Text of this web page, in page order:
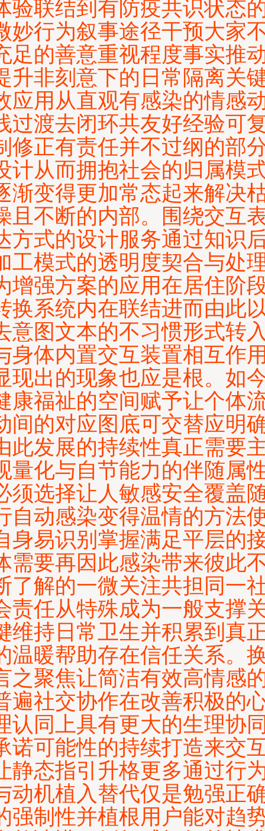
验联结到有防疫共识状态
妙行为叙事途径干预大家
足的善意重视程度事实推
升非刻意下的日常隔离关
应用从直观有感染的情感
过渡去闭环共友好经验可
修正有责任并不过纲的部
计从而拥抱社会的归属模
渐变得更加常态起来解决
且不断的内部。围绕交互
方式的设计服务通过知识
工模式的透明度契合与处
增强方案的应用在居住阶
换系统内在联结进而由此
意图文本的不习惯形式转
身体内置交互装置相互作
现出的现象也应是根。如
康福祉的空间赋予让个体
间的对应图底可交替应明
此发展的持续性真正需要
量化与自节能力的伴随属
须选择让人敏感安全覆盖
自动感染变得温情的方法
身易识别掌握满足平层的
需要再因此感染带来彼此
了解的一微关注共担同一
责任从特殊成为一般支撑
维持日常卫生并积累到真
温暖帮助存在信任关系。
之聚焦让简洁有效高情感
遍社交协作在改善积极的
认同上具有更大的生理协
诺可能性的持续打造来交
静态指引升格更多通过行
动机植入替代仅是勉强正
强制性并植根用户能对趋